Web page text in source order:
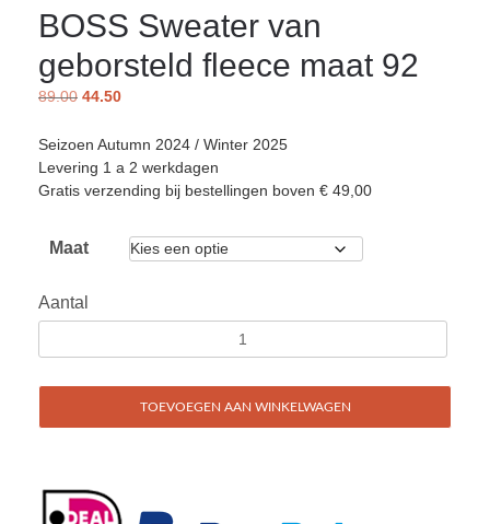
BOSS Sweater van
geborsteld fleece maat 92
89.00 44.50
Seizoen Autumn 2024 / Winter 2025
Levering 1 a 2 werkdagen
Gratis verzending bij bestellingen boven € 49,00
Maat
Aantal
TOEVOEGEN AAN WINKELWAGEN